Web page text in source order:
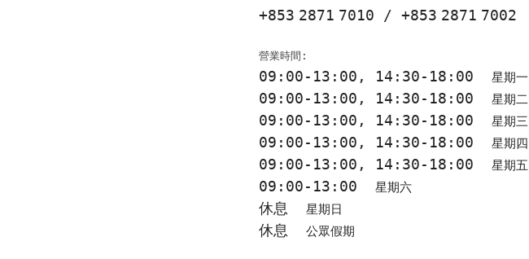
+853 2871 7010 / +853 2871 7002
營業時間:
09:00-13:00, 14:30-18:00 星期一
09:00-13:00, 14:30-18:00 星期二
09:00-13:00, 14:30-18:00 星期三
09:00-13:00, 14:30-18:00 星期四
09:00-13:00, 14:30-18:00 星期五
09:00-13:00 星期六
休息 星期日
休息 公眾假期